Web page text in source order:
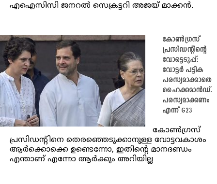
എഐസിസി ജനറൽ സെക്രട്ടറി അജയ് മാക്കൻ.
കോൺഗ്രസ്
പ്രസിഡന്റിന്റെ
വോട്ടെടുപ്പ്:
വോട്ടർ പട്ടിക
പരസ്യമാക്കാതെ
ഹൈക്കമാൻഡ്.
പരസ്യമാക്കണം
എന്ന് G23
കോൺഗ്രസ്
പ്രസിഡന്റിനെ തെരഞ്ഞെടുക്കാനുള്ള വോട്ടവകാശം
ആർക്കൊക്കെ ഉണ്ടെന്നോ, ഇതിന്റെ മാനദണ്ഡം
എന്താണ് എന്നോ ആർക്കും അറിയില്ല